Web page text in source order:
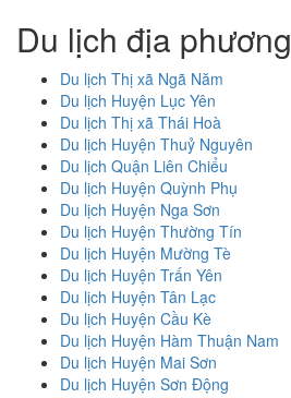
Du lịch địa phương
Du lịch Thị xã Ngã Năm
Du lịch Huyện Lục Yên
Du lịch Thị xã Thái Hoà
Du lịch Huyện Thuỷ Nguyên
Du lịch Quận Liên Chiểu
Du lịch Huyện Quỳnh Phụ
Du lịch Huyện Nga Sơn
Du lịch Huyện Thường Tín
Du lịch Huyện Mường Tè
Du lịch Huyện Trấn Yên
Du lịch Huyện Tân Lạc
Du lịch Huyện Cầu Kè
Du lịch Huyện Hàm Thuận Nam
Du lịch Huyện Mai Sơn
Du lịch Huyện Sơn Động